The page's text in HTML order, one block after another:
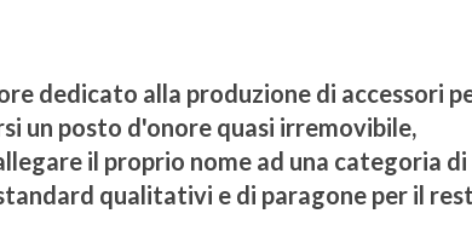
dedicato alla produzione di accessori
un posto d'onore quasi irremovibile,
il proprio nome ad una categoria di
qualitativi e di paragone per il